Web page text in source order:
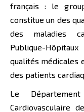
français : le
constitue un des
des maladies
Publique-
qualités médicales
des patients
Le
Cardiovasculaire